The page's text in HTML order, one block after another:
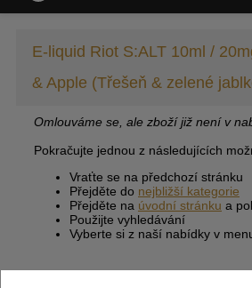
E-liquid Riot S:ALT 10ml /
& Apple (Třešeň & zelené
Omlouváme se, ale zboží již není v
Pokračujte jednou z následujících
Vraťte se na předchozí stránku
Přejděte do nejbližší kategorie
Přejděte na úvodní stránku a
Použijte vyhledávání
Vyberte si z naší nabídky v